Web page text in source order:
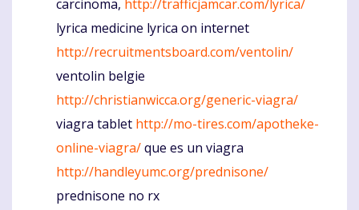
carcinoma, http://trafficjamcar.com/lyrica/
lyrica medicine lyrica on internet
http://recruitmentsboard.com/ventolin/
ventolin belgie
http://christianwicca.org/generic-viagra/
viagra tablet http://mo-tires.com/apotheke-
online-viagra/que es un viagra
http://handleyumc.org/prednisone/
prednisone no rx